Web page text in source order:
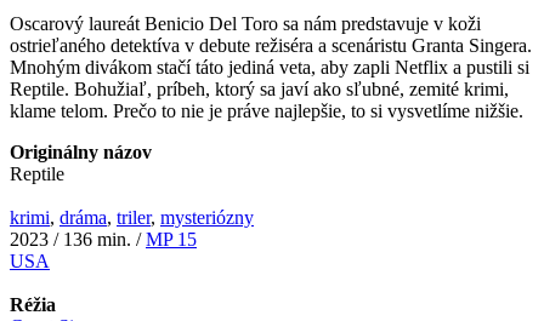
Oscarový laureát Benicio Del Toro sa nám predstavuje v koži
ostrieľaného detektíva v debute režiséra a scenáristu Granta Singera.
Mnohým divákom stačí táto jediná veta, aby zapli Netflix a pustili si
Reptile. Bohužiaľ, príbeh, ktorý sa javí ako sľubné, zemité krimi,
klame telom. Prečo to nie je práve najlepšie, to si vysvetlíme nižšie.
Originálny názov
Reptile
krimi, dráma, triler, mysteriózny
2023 / 136 min. /MP 15
USA
Réžia